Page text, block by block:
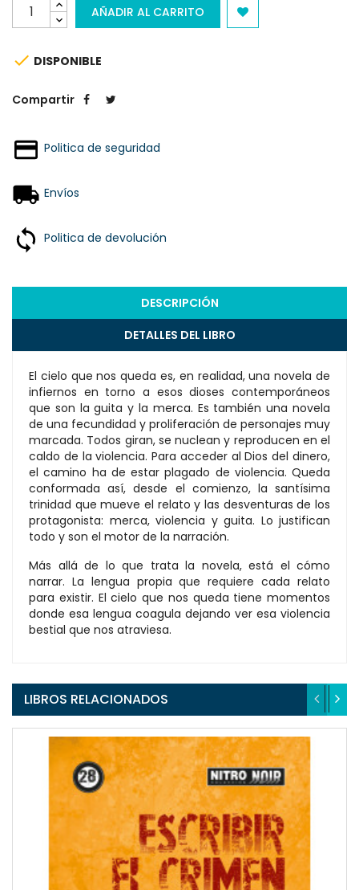
AÑADIR AL CARRITO
 DISPONIBLE
Compartir
Politica de seguridad
Envíos
Politica de devolución
DESCRIPCIÓN
DETALLES DEL LIBRO
El cielo que nos queda es, en realidad, una novela de
infiernos en torno a esos dioses contemporáneos
que son la guita y la merca. Es también una novela
de una fecundidad y proliferación de personajes muy
marcada. Todos giran, se nuclean y reproducen en el
caldo de la violencia. Para acceder al Dios del dinero,
el camino ha de estar plagado de violencia. Queda
conformada así, desde el comienzo, la santísima
trinidad que mueve el relato y las desventuras de los
protagonista: merca, violencia y guita. Lo justifican
todo y son el motor de la narración.
Más allá de lo que trata la novela, está el cómo
narrar. La lengua propia que requiere cada relato
para existir. El cielo que nos queda tiene momentos
donde esa lengua coagula dejando ver esa violencia
bestial que nos atraviesa.
LIBROS RELACIONADOS